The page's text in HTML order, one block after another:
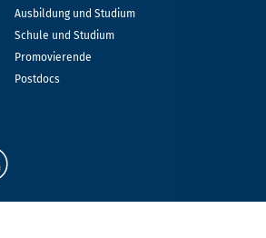
Ausbildung und Studium
Schule und Studium
Promovierende
Postdocs